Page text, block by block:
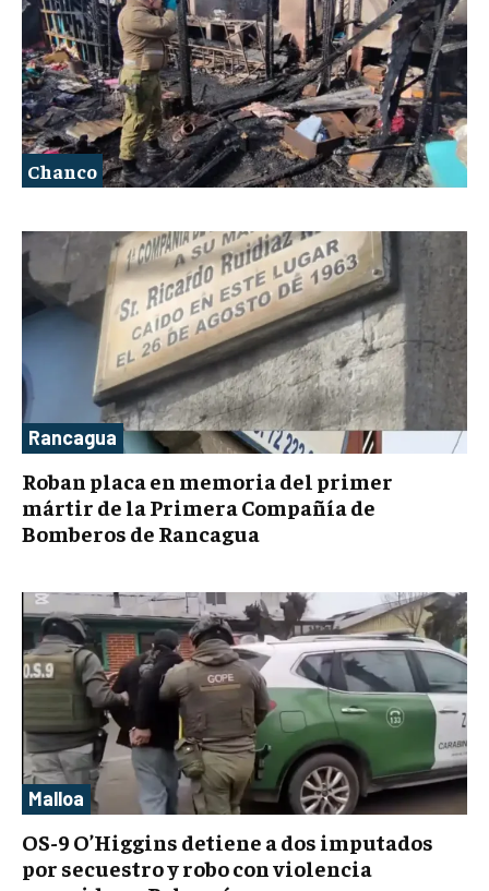
Chanco
Rancagua
Roban placa en memoria del primer
mártir de la Primera Compañía de
Bomberos de Rancagua
Malloa
OS-9 O’Higgins detiene a dos imputados
por secuestro y robo con violencia